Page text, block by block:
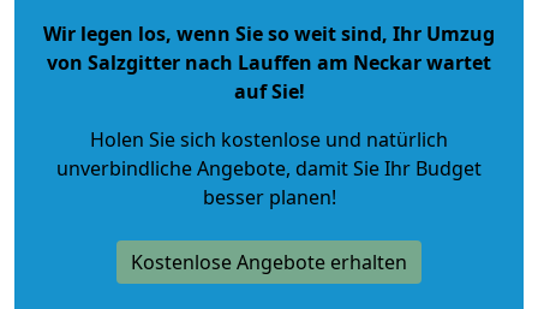
Wir legen los, wenn Sie so weit sind, Ihr Umzug
von Salzgitter nach Lauffen am Neckar wartet
auf Sie!
Holen Sie sich kostenlose und natürlich
unverbindliche Angebote, damit Sie Ihr Budget
besser planen!
Kostenlose Angebote erhalten